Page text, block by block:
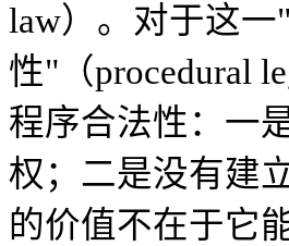
law）。对于这
性"（procedural
程序合法性：一
权；二是没有建
的价值不在于它